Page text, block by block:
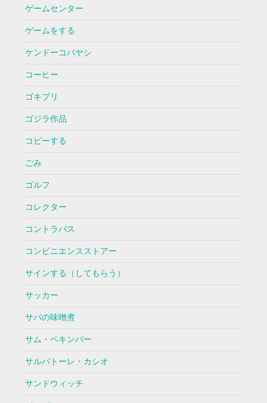
ゲームセンター
ゲームをする
ケンドーコバヤシ
コーヒー
ゴキブリ
ゴジラ作品
コピーする
ごみ
ゴルフ
コレクター
コントラバス
コンビニエンスストアー
サインする（してもらう）
サッカー
サバの味噌煮
サム・ペキンパー
サルバトーレ・カシオ
サンドウィッチ